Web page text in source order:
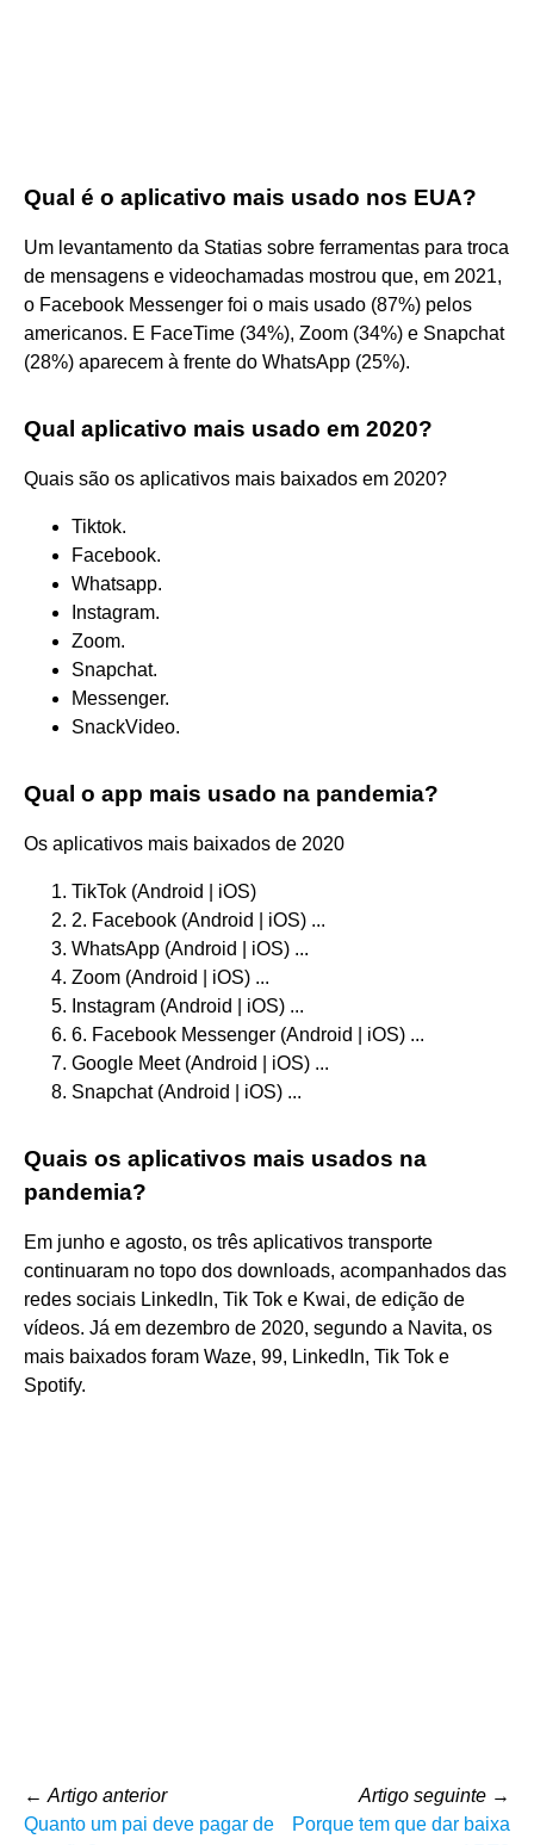
Qual é o aplicativo mais usado nos EUA?
Um levantamento da Statias sobre ferramentas para troca
de mensagens e videochamadas mostrou que, em 2021,
o Facebook Messenger foi o mais usado (87%) pelos
americanos. E FaceTime (34%), Zoom (34%) e Snapchat
(28%) aparecem à frente do WhatsApp (25%).
Qual aplicativo mais usado em 2020?
Quais são os aplicativos mais baixados em 2020?
Tiktok.
Facebook.
Whatsapp.
Instagram.
Zoom.
Snapchat.
Messenger.
SnackVideo.
Qual o app mais usado na pandemia?
Os aplicativos mais baixados de 2020
TikTok (Android | iOS)
2. Facebook (Android | iOS) ...
WhatsApp (Android | iOS) ...
Zoom (Android | iOS) ...
Instagram (Android | iOS) ...
6. Facebook Messenger (Android | iOS) ...
Google Meet (Android | iOS) ...
Snapchat (Android | iOS) ...
Quais os aplicativos mais usados na
pandemia?
Em junho e agosto, os três aplicativos transporte
continuaram no topo dos downloads, acompanhados das
redes sociais LinkedIn, Tik Tok e Kwai, de edição de
vídeos. Já em dezembro de 2020, segundo a Navita, os
mais baixados foram Waze, 99, LinkedIn, Tik Tok e
Spotify.
← Artigo anterior
Quanto um pai deve pagar de
Artigo seguinte →
Porque tem que dar baixa